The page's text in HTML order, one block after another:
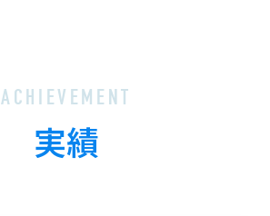
ACHIEVEMENT
実績